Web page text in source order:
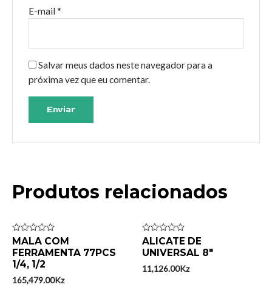
E-mail *
Salvar meus dados neste navegador para a
próxima vez que eu comentar.
Produtos relacionados
Avaliação
0
de
5
MALA COM
FERRAMENTA 77PCS
1/4, 1/2
165,479.00Kz
Avaliação
0
de
ALICATE DE
UNIVERSAL 8″
11,126.00Kz